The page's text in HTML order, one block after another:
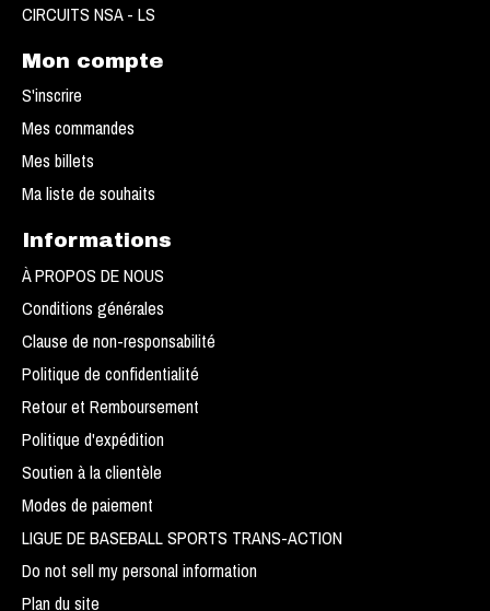
CIRCUITS NSA - LS
Mon compte
S'inscrire
Mes commandes
Mes billets
Ma liste de souhaits
Informations
À PROPOS DE NOUS
Conditions générales
Clause de non-responsabilité
Politique de confidentialité
Retour et Remboursement
Politique d'expédition
Soutien à la clientèle
Modes de paiement
LIGUE DE BASEBALL SPORTS TRANS-ACTION
Do not sell my personal information
Plan du site